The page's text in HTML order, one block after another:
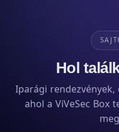
Hol
Iparági rendezvények,
ahol a ViVeSec Box